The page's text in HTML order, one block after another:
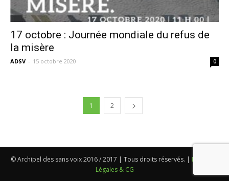
17 octobre : Journée mondiale du refus de
la misère
ADSV - 15 octobre 2020 0
1 2
© Archipel des sans voix 2016 / 2017 | Tous droits réservés. | Mentions
Légales & CG